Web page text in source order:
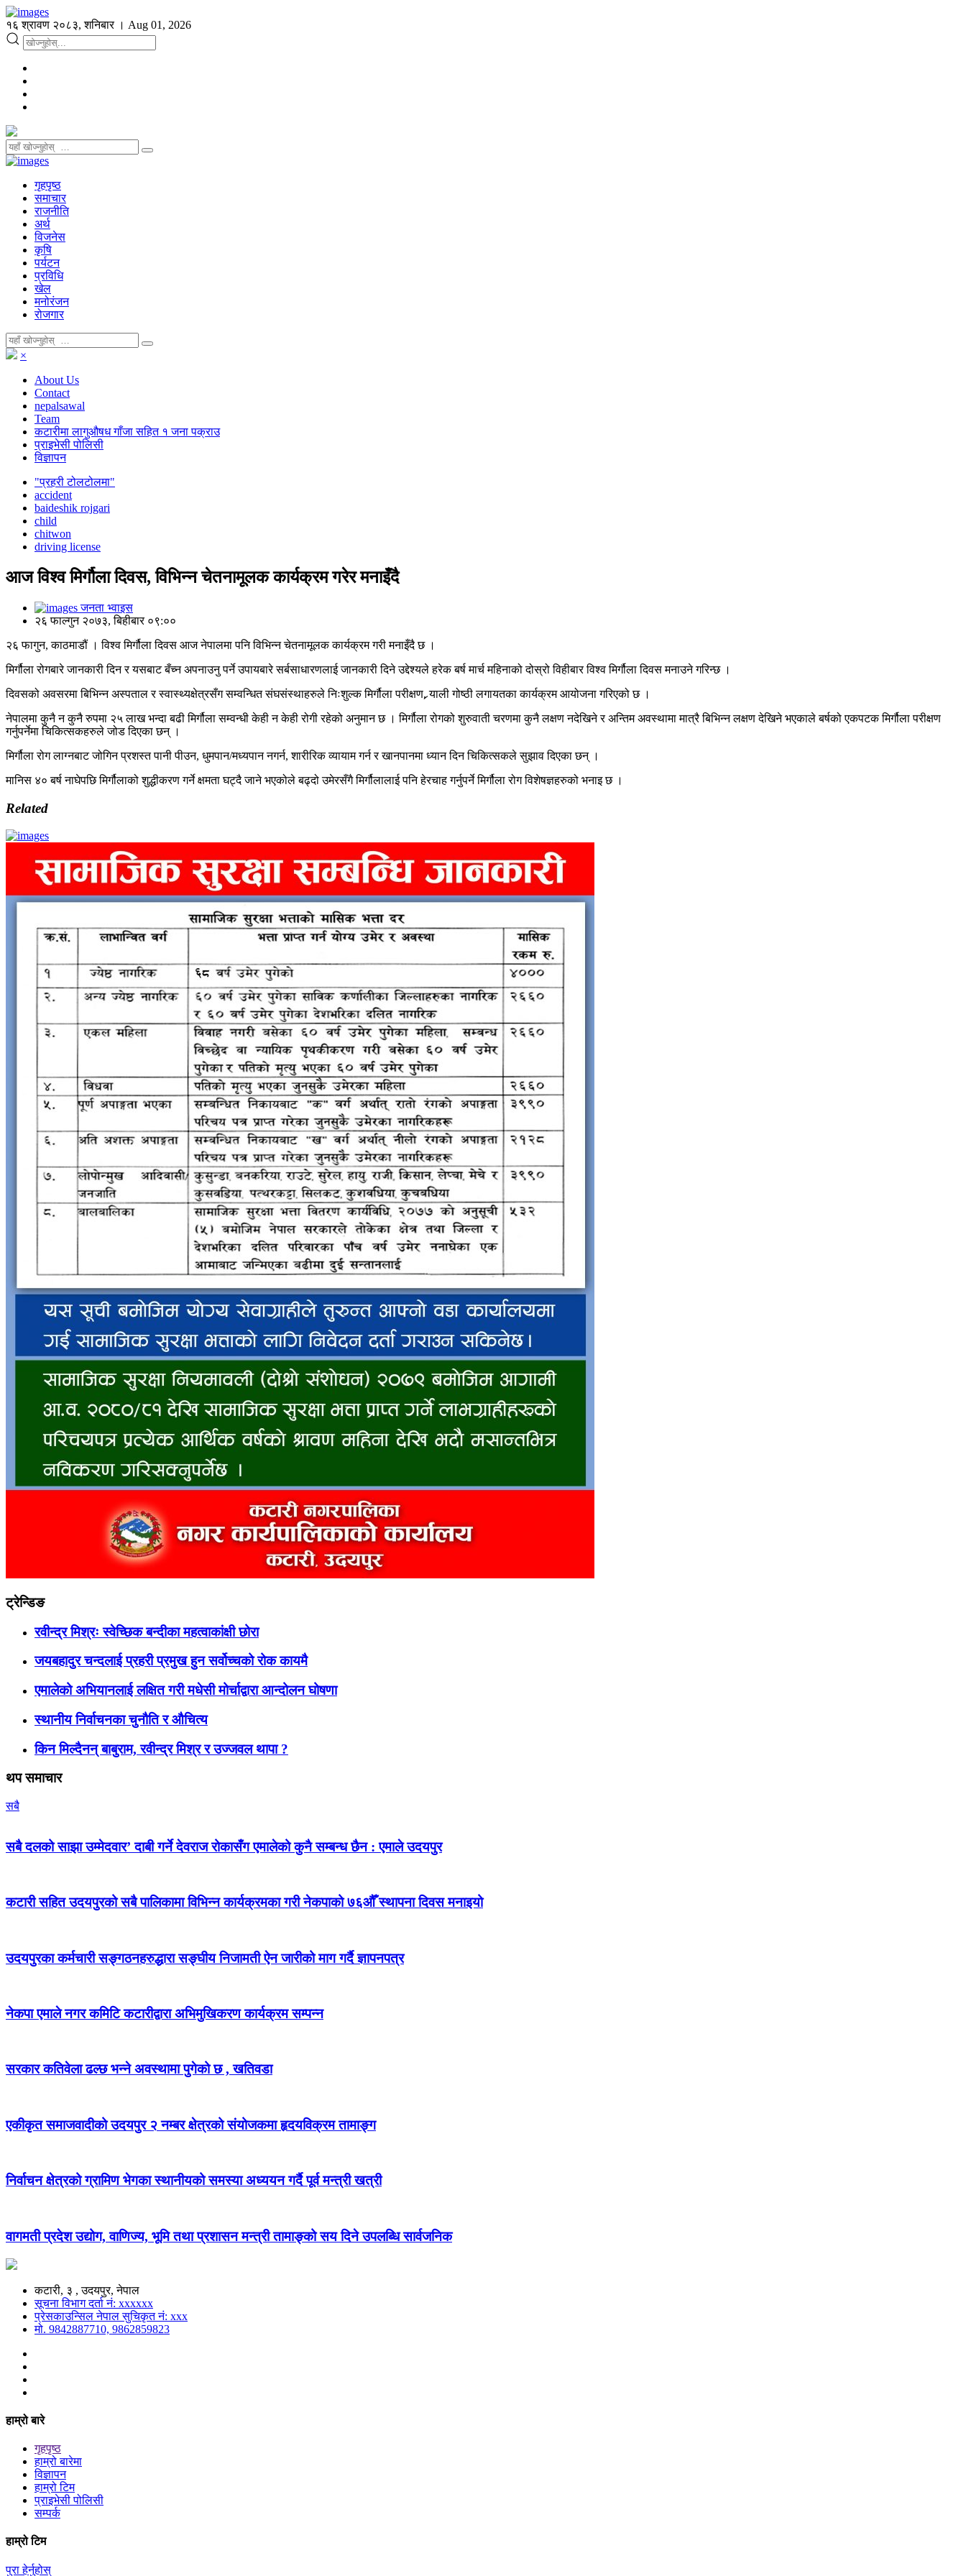
१६ श्रावण २०८३, शनिबार । Aug 01, 2026
गृहपृष्ठ
समाचार
राजनीति
अर्थ
विजनेस
कृषि
पर्यटन
प्रविधि
खेल
मनोरंजन
रोजगार
×
About Us
Contact
nepalsawal
Team
कटारीमा लागुऔषध गाँजा सहित १ जना पक्राउ
प्राइभेसी पोलिसी
विज्ञापन
"प्रहरी टोलटोलमा"
accident
baideshik rojgari
child
chitwon
driving license
आज विश्व मिर्गौला दिवस, विभिन्न चेतनामूलक कार्यक्रम गरेर मनाइँदै
जनता भ्वाइस
२६ फाल्गुन २०७३, बिहीबार ०९:००
२६ फागुन, काठमाडौं । विश्व मिर्गौला दिवस आज नेपालमा पनि विभिन्न चेतनामूलक कार्यक्रम गरी मनाइँदै छ ।
मिर्गौला रोगबारे जानकारी दिन र यसबाट बँच्न अपनाउनु पर्ने उपायबारे सर्बसाधारणलाई जानकारी दिने उद्देश्यले हरेक बर्ष मार्च महिनाको दोस्रो विहीबार विश्व मिर्गौला दिवस मनाउने गरिन्छ ।
दिवसको अवसरमा बिभिन्न अस्पताल र स्वास्थ्यक्षेत्रसँग सम्वन्धित संघसंस्थाहरुले निःशुल्क मिर्गौला परीक्षण, र्‍याली गोष्ठी लगायतका कार्यक्रम आयोजना गरिएको छ ।
नेपालमा कुनै न कुनै रुपमा २५ लाख भन्दा बढी मिर्गौला सम्वन्धी केही न केही रोगी रहेको अनुमान छ । मिर्गौला रोगको शुरुवाती चरणमा कुनै लक्षण नदेखिने र अन्तिम अवस्थामा मात्रै बिभिन्न लक्षण देखिने भएकाले बर्षको एकपटक मिर्गौला परीक्षण
गर्नुपर्नेमा चिकित्सकहरुले जोड दिएका छन् ।
मिर्गौला रोग लाग्नबाट जोगिन प्रशस्त पानी पीउन, धुमपान/मध्यपान नगर्न, शारीरिक व्यायाम गर्न र खानपानमा ध्यान दिन चिकित्सकले सुझाव दिएका छन् ।
मानिस ४० बर्ष नाघेपछि मिर्गौलाको शुद्धीकरण गर्ने क्षमता घट्दै जाने भएकोले बढ्दो उमेरसँगै मिर्गौलालाई पनि हेरचाह गर्नुपर्ने मिर्गौला रोग विशेषज्ञहरुको भनाइ छ ।
Related
ट्रेन्डिङ
रवीन्द्र मिश्रः स्वेच्छिक बन्दीका महत्वाकांक्षी छोरा
जयबहादुर चन्दलाई प्रहरी प्रमुख हुन सर्वोच्चको रोक कायमै
एमालेको अभियानलाई लक्षित गरी मधेसी मोर्चाद्वारा आन्दोलन घोषणा
स्थानीय निर्वाचनका चुनौति र औचित्य
किन मिल्दैनन् बाबुराम, रवीन्द्र मिश्र र उज्जवल थापा ?
थप समाचार
सबै
सबै दलको साझा उम्मेदवार’ दाबी गर्ने देवराज रोकासँग एमालेको कुनै सम्बन्ध छैन : एमाले उदयपुर
कटारी सहित उदयपुरको सबै पालिकामा विभिन्न कार्यक्रमका गरी नेकपाको ७६औँ स्थापना दिवस मनाइयो
उदयपुरका कर्मचारी सङ्गठनहरुद्धारा सङ्घीय निजामती ऐन जारीको माग गर्दै ज्ञापनपत्र
नेकपा एमाले नगर कमिटि कटारीद्वारा अभिमुखिकरण कार्यक्रम सम्पन्न
सरकार कतिवेला ढल्छ भन्ने अवस्थामा पुगेको छ , खतिवडा
एकीकृत समाजवादीको उदयपुर २ नम्बर क्षेत्रको संयोजकमा हृदयविक्रम तामाङ्ग
निर्वाचन क्षेत्रको ग्रामिण भेगका स्थानीयको समस्या अध्ययन गर्दै पूर्व मन्त्री खत्री
वागमती प्रदेश उद्योग, वाणिज्य, भूमि तथा प्रशासन मन्त्री तामाङ्को सय दिने उपलब्धि सार्वजनिक
कटारी, ३ , उदयपुर, नेपाल
सूचना विभाग दर्ता नं: xxxxxx
प्रेसकाउन्सिल नेपाल सुचिकृत नं: xxx
मो. 9842887710, 9862859823
हाम्रो बारे
गृहपृष्ठ
हाम्रो बारेमा
विज्ञापन
हाम्रो टिम
प्राइभेसी पोलिसी
सम्पर्क
हाम्रो टिम
पुरा हेर्नुहोस्